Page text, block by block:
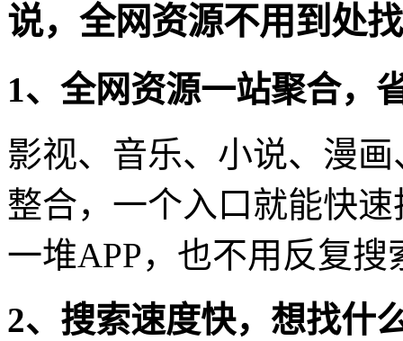
说，全网资源不用到处找
1、全网资源一站聚合，
影视、音乐、小说、漫
整合，一个入口就能快
一堆APP，也不用反复
2、搜索速度快，想找什